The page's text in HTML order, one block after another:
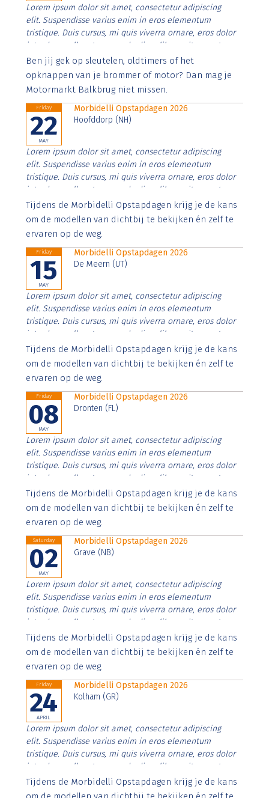
Lorem ipsum dolor sit amet, consectetur adipiscing
elit. Suspendisse varius enim in eros elementum
tristique. Duis cursus, mi quis viverra ornare, eros dolor
interdum nulla, ut commodo diam libero vitae erat.
Aenean faucibus nibh et justo cursus id rutrum lorem
imperdiet. Nunc ut sem vitae risus tristique posuere.
Ben jij gek op sleutelen, oldtimers of het
opknappen van je brommer of motor? Dan mag je
Motormarkt Balkbrug niet missen.
Friday
22
MAY
Morbidelli Opstapdagen 2026
Hoofddorp (NH)
Lorem ipsum dolor sit amet, consectetur adipiscing
elit. Suspendisse varius enim in eros elementum
tristique. Duis cursus, mi quis viverra ornare, eros dolor
interdum nulla, ut commodo diam libero vitae erat.
Aenean faucibus nibh et justo cursus id rutrum lorem
imperdiet. Nunc ut sem vitae risus tristique posuere.
Tijdens de Morbidelli Opstapdagen krijg je de kans
om de modellen van dichtbij te bekijken én zelf te
ervaren op de weg.
Friday
15
MAY
Morbidelli Opstapdagen 2026
De Meern (UT)
Lorem ipsum dolor sit amet, consectetur adipiscing
elit. Suspendisse varius enim in eros elementum
tristique. Duis cursus, mi quis viverra ornare, eros dolor
interdum nulla, ut commodo diam libero vitae erat.
Aenean faucibus nibh et justo cursus id rutrum lorem
imperdiet. Nunc ut sem vitae risus tristique posuere.
Tijdens de Morbidelli Opstapdagen krijg je de kans
om de modellen van dichtbij te bekijken én zelf te
ervaren op de weg.
Friday
08
MAY
Morbidelli Opstapdagen 2026
Dronten (FL)
Lorem ipsum dolor sit amet, consectetur adipiscing
elit. Suspendisse varius enim in eros elementum
tristique. Duis cursus, mi quis viverra ornare, eros dolor
interdum nulla, ut commodo diam libero vitae erat.
Aenean faucibus nibh et justo cursus id rutrum lorem
imperdiet. Nunc ut sem vitae risus tristique posuere.
Tijdens de Morbidelli Opstapdagen krijg je de kans
om de modellen van dichtbij te bekijken én zelf te
ervaren op de weg.
Saturday
02
MAY
Morbidelli Opstapdagen 2026
Grave (NB)
Lorem ipsum dolor sit amet, consectetur adipiscing
elit. Suspendisse varius enim in eros elementum
tristique. Duis cursus, mi quis viverra ornare, eros dolor
interdum nulla, ut commodo diam libero vitae erat.
Aenean faucibus nibh et justo cursus id rutrum lorem
imperdiet. Nunc ut sem vitae risus tristique posuere.
Tijdens de Morbidelli Opstapdagen krijg je de kans
om de modellen van dichtbij te bekijken én zelf te
ervaren op de weg.
Friday
24
APRIL
Morbidelli Opstapdagen 2026
Kolham (GR)
Lorem ipsum dolor sit amet, consectetur adipiscing
elit. Suspendisse varius enim in eros elementum
tristique. Duis cursus, mi quis viverra ornare, eros dolor
interdum nulla, ut commodo diam libero vitae erat.
Aenean faucibus nibh et justo cursus id rutrum lorem
imperdiet. Nunc ut sem vitae risus tristique posuere.
Tijdens de Morbidelli Opstapdagen krijg je de kans